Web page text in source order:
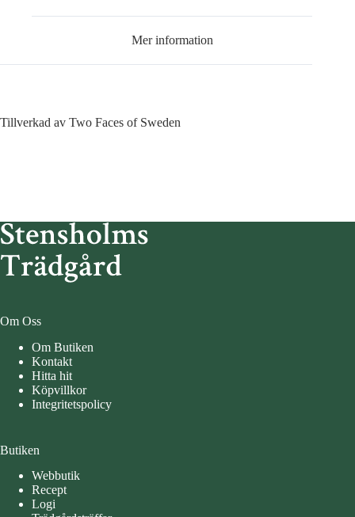
Mer information
Tillverkad av Two Faces of Sweden
Om Oss
Om Butiken
Kontakt
Hitta hit
Köpvillkor
Integritetspolicy
Butiken
Webbutik
Recept
Logi